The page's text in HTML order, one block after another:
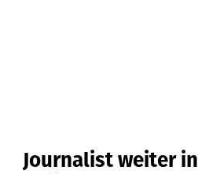
Journalist weiter in